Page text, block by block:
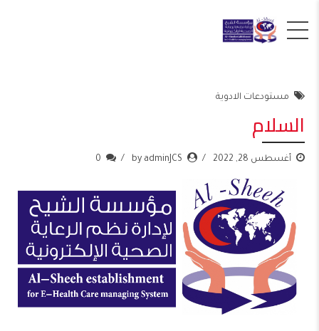
مستودعات الادوية
السلام
أغسطس 28, 2022 by adminJCS
0